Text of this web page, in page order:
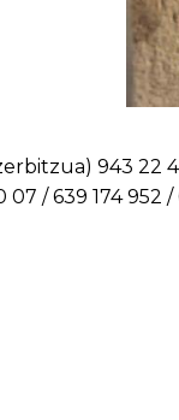
943 22
/ 639 174 952 /